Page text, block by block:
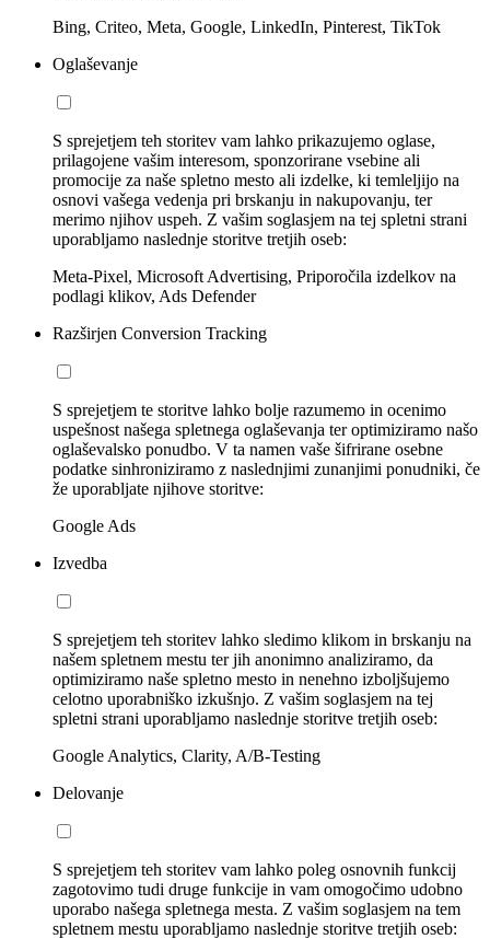
Bing, Criteo, Meta, Google, LinkedIn, Pinterest, TikTok
Oglaševanje
S sprejetjem teh storitev vam lahko prikazujemo oglase,
prilagojene vašim interesom, sponzorirane vsebine ali
promocije za naše spletno mesto ali izdelke, ki temleljijo na
osnovi vašega vedenja pri brskanju in nakupovanju, ter
merimo njihov uspeh. Z vašim soglasjem na tej spletni strani
uporabljamo naslednje storitve tretjih oseb:
Meta-Pixel, Microsoft Advertising, Priporočila izdelkov na
podlagi klikov, Ads Defender
Razširjen Conversion Tracking
S sprejetjem te storitve lahko bolje razumemo in ocenimo
uspešnost našega spletnega oglaševanja ter optimiziramo našo
oglaševalsko ponudbo. V ta namen vaše šifrirane osebne
podatke sinhroniziramo z naslednjimi zunanjimi ponudniki, če
že uporabljate njihove storitve:
Google Ads
Izvedba
S sprejetjem teh storitev lahko sledimo klikom in brskanju na
našem spletnem mestu ter jih anonimno analiziramo, da
optimiziramo naše spletno mesto in nenehno izboljšujemo
celotno uporabniško izkušnjo. Z vašim soglasjem na tej
spletni strani uporabljamo naslednje storitve tretjih oseb:
Google Analytics, Clarity, A/B-Testing
Delovanje
S sprejetjem teh storitev vam lahko poleg osnovnih funkcij
zagotovimo tudi druge funkcije in vam omogočimo udobno
uporabo našega spletnega mesta. Z vašim soglasjem na tem
spletnem mestu uporabljamo naslednje storitve tretjih oseb: